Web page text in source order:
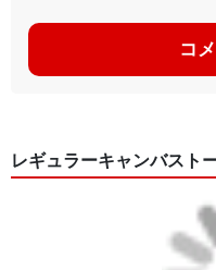
コ
レギュラーキャンバスト